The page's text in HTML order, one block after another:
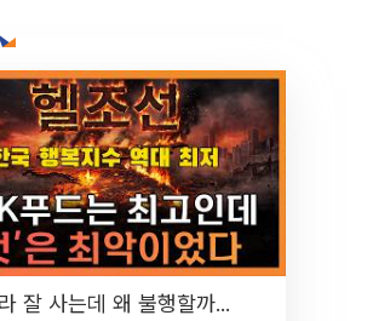
잘 사는데 왜 불행할까...